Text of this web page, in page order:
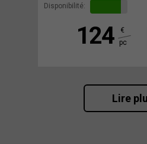
Disponibilité:
124
€
pc
Lire